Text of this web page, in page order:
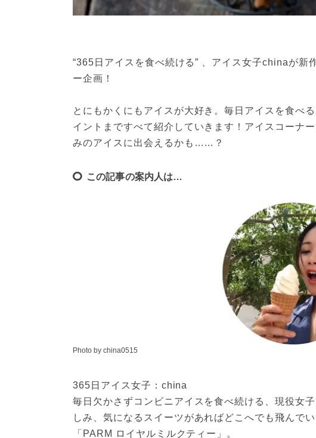
“365日アイスを食べ続ける” 、アイス女子chinaが新
ー企画！
とにもかくにもアイスが大好き。毎日アイスを食べ
イントまですべて紹介していきます！アイスコーナ
みのアイスに出会えるかも……？
この記事の案内人は…
Photo by china0515
365日アイス女子：china
毎日欠かさずコンビニアイスを食べ続ける、現役女
しみ、気になるスイーツがあればどこへでも飛んで
「PARM ロイヤルミルクティー」。